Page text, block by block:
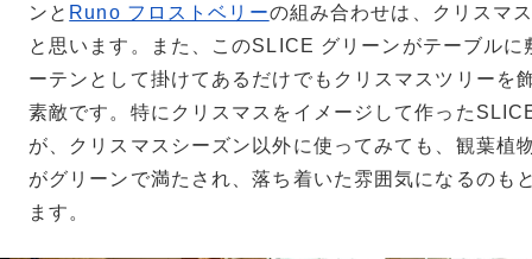
ンと Runo フロストベリーの組み合わせは、クリスマ
と思います。また、このSLICE グリーンがテーブルに
ーテンとして掛けてあるだけでもクリスマスツリーを
素敵です。特にクリスマスをイメージして作った
が、クリスマスシーズン以外に使ってみても、観葉植
がグリーンで満たされ、落ち着いた雰囲気になるのも
ます。